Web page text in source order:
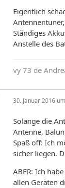
Eigentlich
Ständiges
Anstelle des
vy 73 de
30. Januar 2016
Solange die
Antenne,
Spaß off: Ich
sicher liegen.
ABER: Ich
allen Geräten